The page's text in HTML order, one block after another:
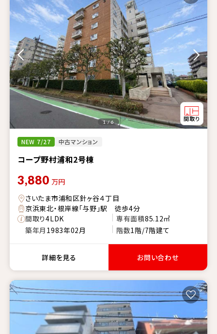
NEW 7/27 中古マンション
コープ野村浦和2号棟
1 / 6
3,880 万円
さいたま市浦和区針ヶ谷４丁目
京浜東北・根岸線「与野」駅 徒歩4分
間取り4LDK 専有面積85.12㎡
築年月 1983年02月 階数1階/7階建て
詳細を見る お問い合わせ